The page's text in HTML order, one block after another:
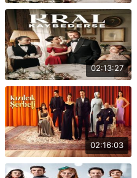
02:13:27
02:16:03